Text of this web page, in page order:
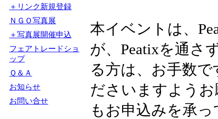
＋リンク新規登録
ＮＧＯ写真展
＋写真展開催申込
フェアトレードショ
ップ
Ｑ＆Ａ
お知らせ
お問い合せ
本イベントは、
が、Peatixを通さ
る方は、お手数
ださいますよう
もお申込みを承